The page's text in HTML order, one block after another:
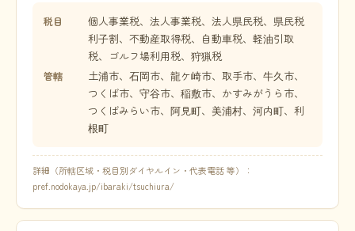
税目
個人事業税、法人事業税、法人県民税、県民税
利子割、不動産取得税、自動車税、軽油引取
税、ゴルフ場利用税、狩猟税
管轄
土浦市、石岡市、龍ケ崎市、取手市、牛久市、
つくば市、守谷市、稲敷市、かすみがうら市、
つくばみらい市、阿見町、美浦村、河内町、利
根町
詳細（所轄区域・税目別ダイヤルイン・代表電話 等）：
pref.nodokaya.jp/ibaraki/tsuchiura/